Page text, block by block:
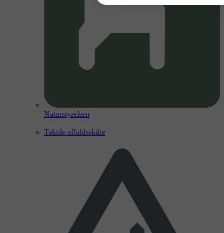
Naturstyrelsen
Taktile affaldsskilte